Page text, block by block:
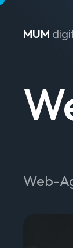
Zum
MUM
Web-